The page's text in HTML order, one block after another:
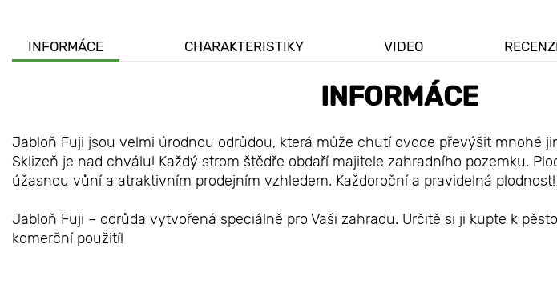
INFORMÁCE CHARAKTERISTIKY VIDEO
INFORMÁCE
Jabloň Fuji jsou velmi úrodnou odrůdou, která může chutí ovoce převýšit mnohé
Sklizeň je nad chválu! Každý strom štědře obdaří majitele zahradního pozemku.
úžasnou vůní a atraktivním prodejním vzhledem. Každoroční a pravidelná plodnost!
Jabloň Fuji – odrůda vytvořená speciálně pro Vaši zahradu. Určitě si ji kupte k
komerční použití!